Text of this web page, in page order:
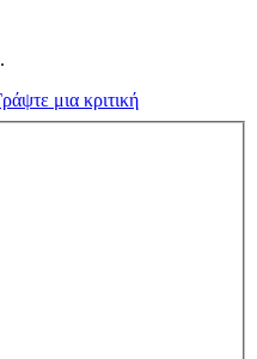
μια κριτική